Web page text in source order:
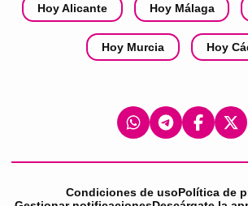
Hoy Alicante Hoy Málaga
Hoy Murcia Hoy
Condiciones de usoPolítica de